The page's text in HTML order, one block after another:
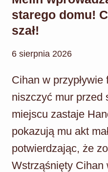
starego domu!
szał!
6 sierpnia 2026
Cihan w
niszczyć mur przed
miejscu zastaje
pokazują mu akt
potwierdzając, że
Wstrząśnięty Cihan